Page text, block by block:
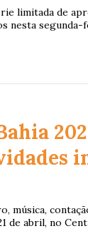
limitada de
nesta segunda-
música,
de abril, no